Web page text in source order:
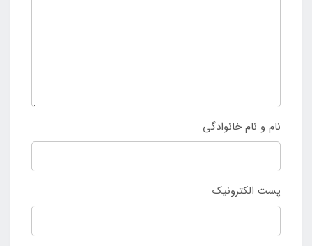
نام و نام خانوادگی
پست الکترونیک